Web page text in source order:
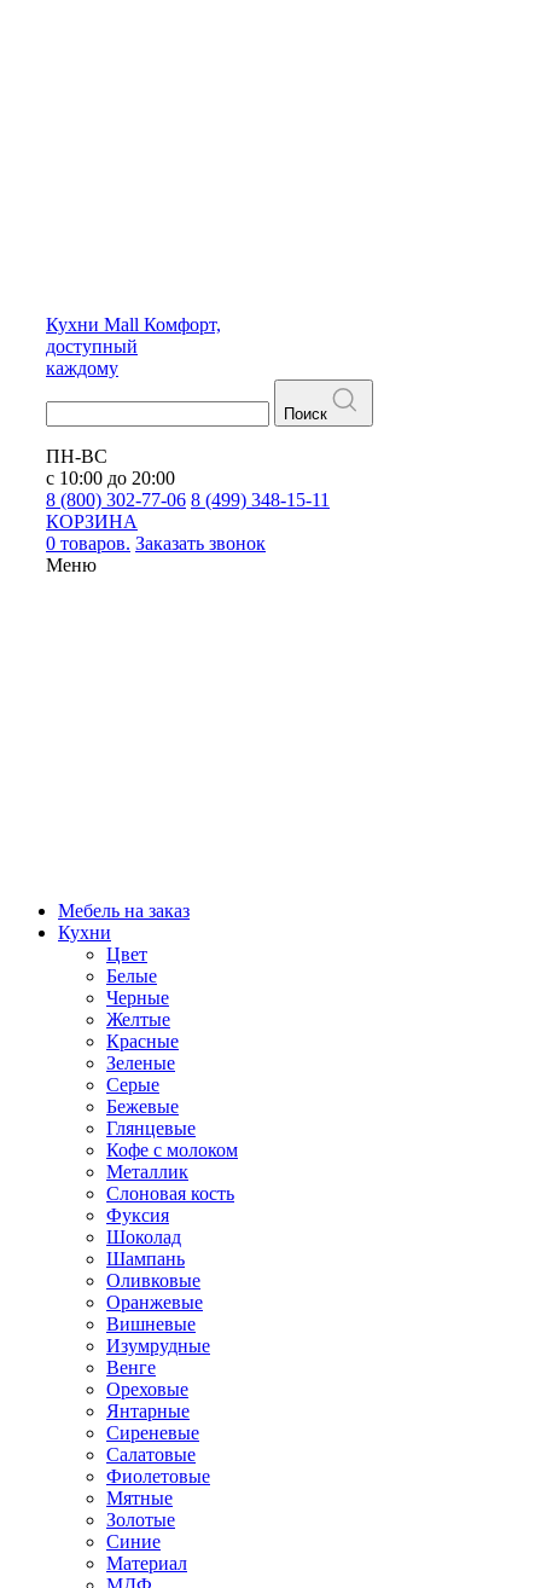
Кухни Mall Комфорт,
доступный
каждому
Поиск
ПН-ВС
с 10:00 до 20:00
8 (800) 302-77-06 8 (499) 348-15-11
КОРЗИНА
0 товаров. Заказать звонок
Меню
Мебель на заказ
Кухни
Цвет
Белые
Черные
Желтые
Красные
Зеленые
Серые
Бежевые
Глянцевые
Кофе с молоком
Металлик
Слоновая кость
Фуксия
Шоколад
Шампань
Оливковые
Оранжевые
Вишневые
Изумрудные
Венге
Ореховые
Янтарные
Сиреневые
Салатовые
Фиолетовые
Мятные
Золотые
Синие
Материал